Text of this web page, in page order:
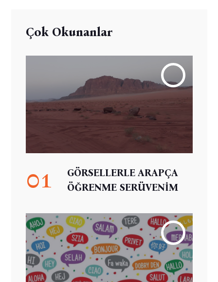
Çok Okunanlar
01
GÖRSELLERLE ARAPÇA
ÖĞRENME SERÜVENİM